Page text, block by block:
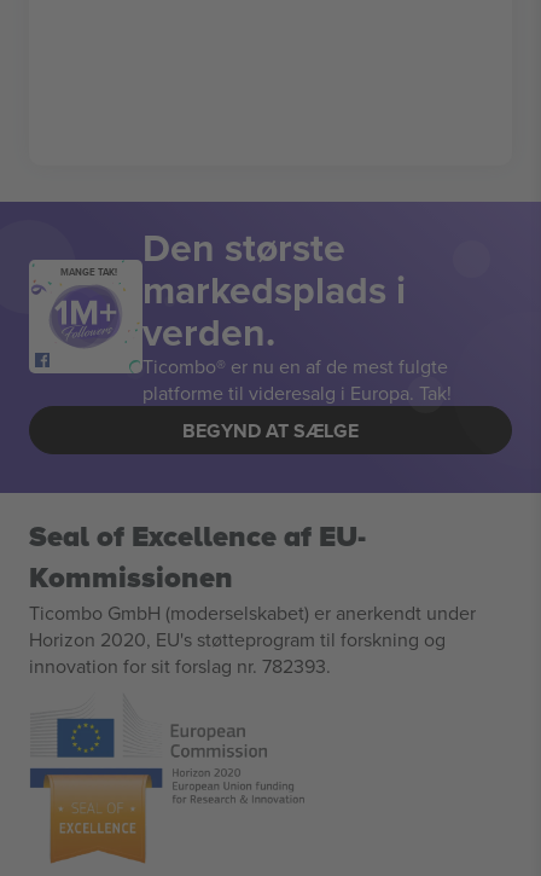
MANGE TAK! Den største
markedsplads i
verden.
Ticombo® er nu en af de mest fulgte
platforme til videresalg i Europa. Tak!
BEGYND AT SÆLGE
Seal of Excellence af EU-
Kommissionen
Ticombo GmbH (moderselskabet) er anerkendt under
Horizon 2020, EU's støtteprogram til forskning og
innovation for sit forslag nr. 782393.